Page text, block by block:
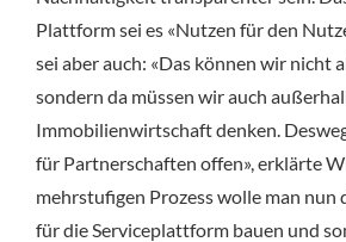
Plattform sei es «Nutzen für den
sei aber auch: «Das können wir nicht
sondern da müssen wir auch
Immobilienwirtschaft denken.
für Partnerschaften offen», erklärte
mehrstufigen Prozess wolle man
für die Serviceplattform bauen und